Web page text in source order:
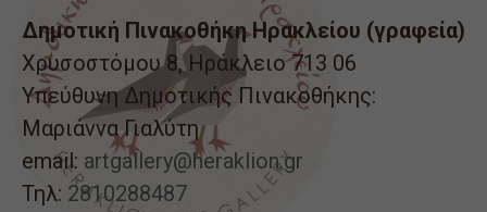
Δημοτική Πινακοθήκη Ηρακλείου (γραφεία)
Χρυσοστόμου 8, Ηράκλειο 713 06
Υπεύθυνη Δημοτικής Πινακοθήκης:
Μαριάννα Γιαλύτη
email: artgallery@heraklion.gr
Τηλ: 2810288487